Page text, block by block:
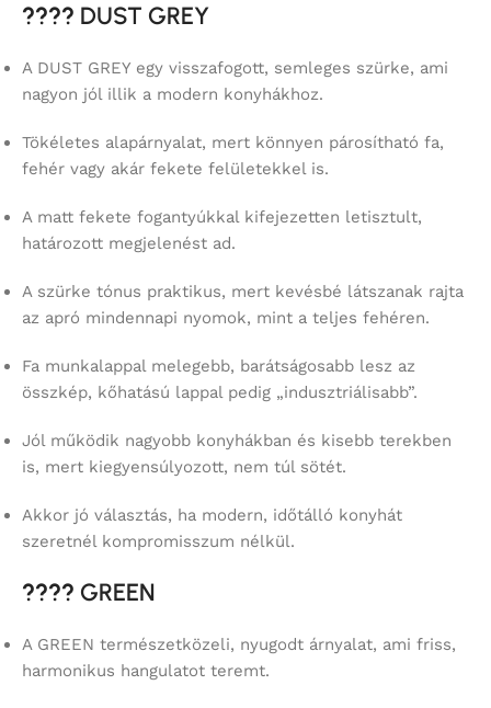
???? DUST GREY
A DUST GREY egy visszafogott, semleges szürke, ami
nagyon jól illik a modern konyhákhoz.
Tökéletes alapárnyalat, mert könnyen párosítható fa,
fehér vagy akár fekete felületekkel is.
A matt fekete fogantyúkkal kifejezetten letisztult,
határozott megjelenést ad.
A szürke tónus praktikus, mert kevésbé látszanak rajta
az apró mindennapi nyomok, mint a teljes fehéren.
Fa munkalappal melegebb, barátságosabb lesz az
összkép, kőhatású lappal pedig „indusztriálisabb”.
Jól működik nagyobb konyhákban és kisebb terekben
is, mert kiegyensúlyozott, nem túl sötét.
Akkor jó választás, ha modern, időtálló konyhát
szeretnél kompromisszum nélkül.
???? GREEN
A GREEN természetközeli, nyugodt árnyalat, ami friss,
harmonikus hangulatot teremt.